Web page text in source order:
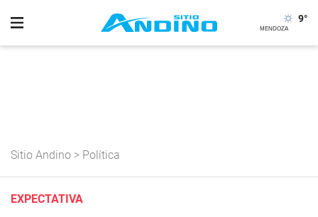
9°
Sitio Andino > Política
EXPECTATIVA